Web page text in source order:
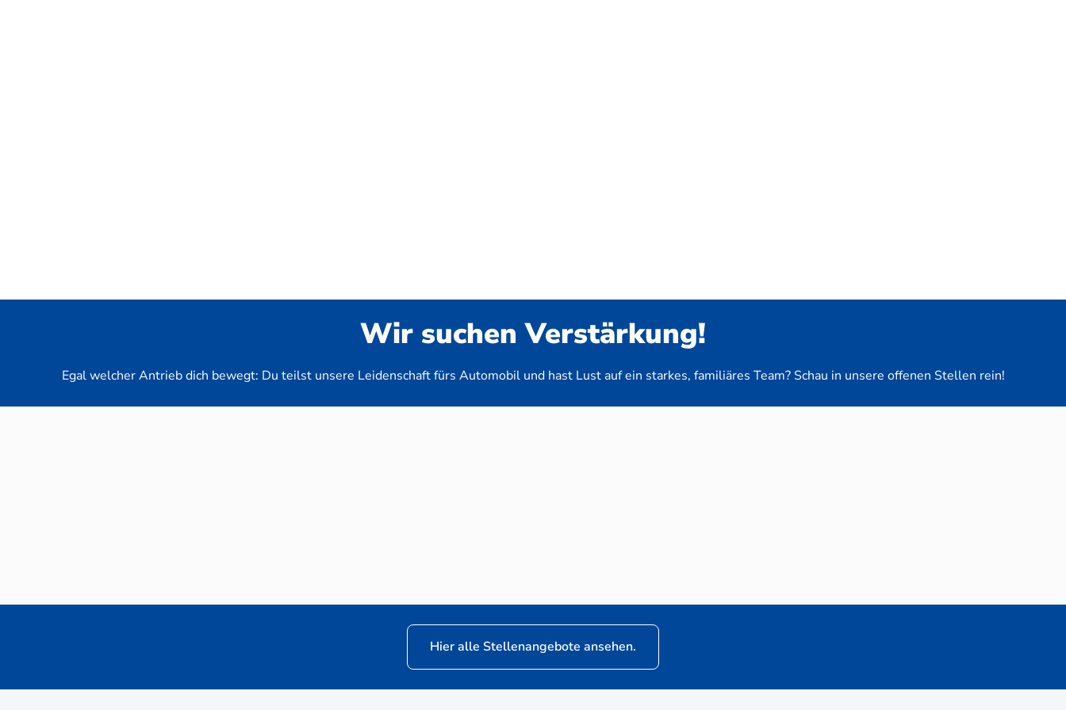
Wir suchen Verstärkung!
Egal welcher Antrieb dich bewegt: Du teilst unsere Leidenschaft fürs Automobil und hast Lust auf ein starkes, familiäres Team? Schau in unsere offenen Stellen rein!
Neuwagen-Verkaufsberater (m/w/d) für VW Nutzfahrzeuge
Hier alle Stellenangebote ansehen.